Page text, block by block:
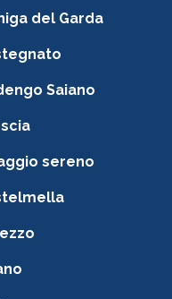
del Garda
Saiano
sereno